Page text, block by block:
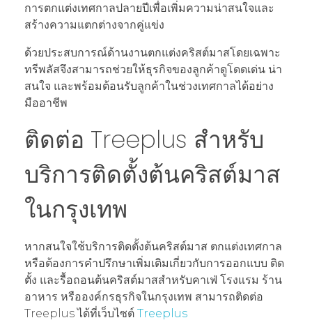
การตกแต่งเทศกาลปลายปีเพื่อเพิ่มความน่าสนใจและ
สร้างความแตกต่างจากคู่แข่ง
ด้วยประสบการณ์ด้านงานตกแต่งคริสต์มาสโดยเฉพาะ
ทรีพลัสจึงสามารถช่วยให้ธุรกิจของลูกค้าดูโดดเด่น น่า
สนใจ และพร้อมต้อนรับลูกค้าในช่วงเทศกาลได้อย่าง
มืออาชีพ
ติดต่อ Treeplus สำหรับ
บริการติดตั้งต้นคริสต์มาส
ในกรุงเทพ
หากสนใจใช้บริการติดตั้งต้นคริสต์มาส ตกแต่งเทศกาล
หรือต้องการคำปรึกษาเพิ่มเติมเกี่ยวกับการออกแบบ ติด
ตั้ง และรื้อถอนต้นคริสต์มาสสำหรับคาเฟ่ โรงแรม ร้าน
อาหาร หรือองค์กรธุรกิจในกรุงเทพ สามารถติดต่อ
Treeplus ได้ที่เว็บไซต์ Treeplus